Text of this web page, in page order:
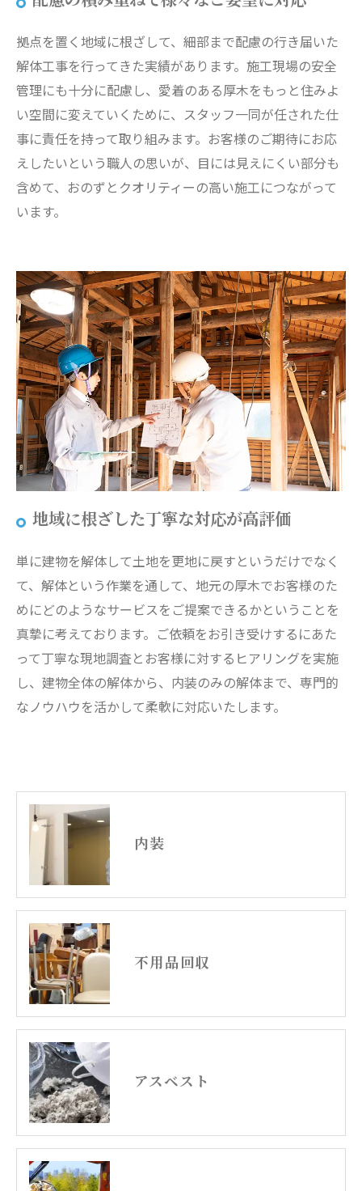
拠点を置く地域に根ざして、細部まで配慮の行き届いた
解体工事を行ってきた実績があります。施工現場の安全
管理にも十分に配慮し、愛着のある厚木をもっと住みよ
い空間に変えていくために、スタッフ一同が任された仕
事に責任を持って取り組みます。お客様のご期待にお応
えしたいという職人の思いが、目には見えにくい部分も
含めて、おのずとクオリティーの高い施工につながって
います。
地域に根ざした丁寧な対応が高評価
単に建物を解体して土地を更地に戻すというだけでなく
て、解体という作業を通して、地元の厚木でお客様のた
めにどのようなサービスをご提案できるかということを
真摯に考えております。ご依頼をお引き受けするにあた
って丁寧な現地調査とお客様に対するヒアリングを実施
し、建物全体の解体から、内装のみの解体まで、専門的
なノウハウを活かして柔軟に対応いたします。
内装
不用品回収
アスベスト